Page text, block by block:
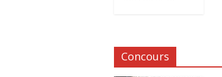
Concours